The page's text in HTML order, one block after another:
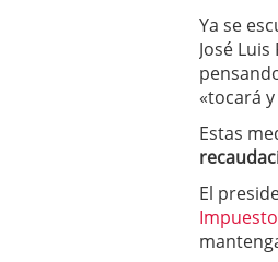
Ya se
José
«tocará
Estas
El